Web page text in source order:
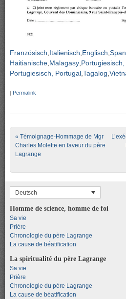
Französisch Italienisch Englisch
Haitianische Malagasy
Portugiesisch, Portugal Tagalog
| Permalink
Post navigation
« Témoignage-Hommage de Mgr
Charles Molette en faveur du père
Lagrange
Deutsch
Homme de science, homme de foi
Sa vie
Prière
Chronologie du père Lagrange
La cause de béatification
La spiritualité du père Lagrange
Sa vie
Prière
Chronologie du père Lagrange
La cause de béatification